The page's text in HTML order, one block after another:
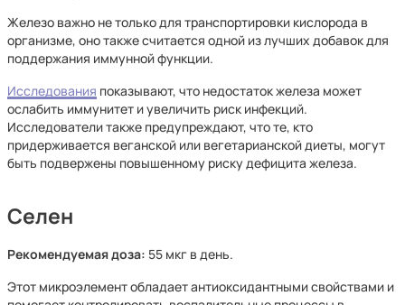
Железо важно не только для транспортировки кислорода в
организме, оно также считается одной из лучших добавок для
поддержания иммунной функции.
Исследования показывают, что недостаток железа может
ослабить иммунитет и увеличить риск инфекций.
Исследователи также предупреждают, что те, кто
придерживается веганской или вегетарианской диеты, могут
быть подвержены повышенному риску дефицита железа.
Селен
Рекомендуемая доза: 55 мкг в день.
Этот микроэлемент обладает антиоксидантными свойствами и